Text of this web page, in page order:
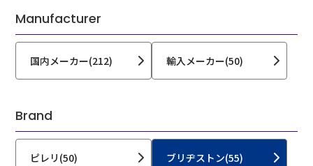
Manufacturer
国内メーカー(212) 輸入メーカー(50)
Brand
ピレリ(50) ブリヂストン(55)